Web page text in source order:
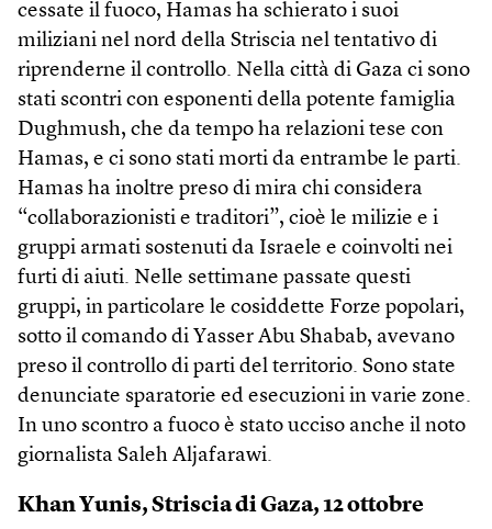
cessate il fuoco, Hamas ha schierato i suoi
miliziani nel nord della Striscia nel tentativo di
riprenderne il controllo. Nella città di Gaza ci sono
stati scontri con esponenti della potente famiglia
Dughmush, che da tempo ha relazioni tese con
Hamas, e ci sono stati morti da entrambe le parti.
Hamas ha inoltre preso di mira chi considera
“collaborazionisti e traditori”, cioè le milizie e i
gruppi armati sostenuti da Israele e coinvolti nei
furti di aiuti. Nelle settimane passate questi
gruppi, in particolare le cosiddette Forze popolari,
sotto il comando di Yasser Abu Shabab, avevano
preso il controllo di parti del territorio. Sono state
denunciate sparatorie ed esecuzioni in varie zone.
In uno scontro a fuoco è stato ucciso anche il noto
giornalista Saleh Aljafarawi.
Khan Yunis, Striscia di Gaza, 12 ottobre